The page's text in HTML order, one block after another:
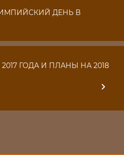
ДЕНЬ В
ГОДА И ПЛАНЫ НА 2018